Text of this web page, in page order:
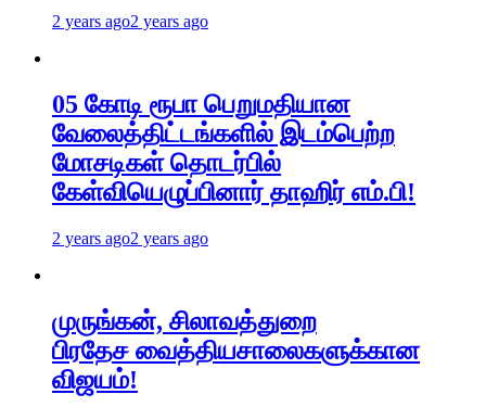
2 years ago2 years ago
05 கோடி ரூபா பெறுமதியான
வேலைத்திட்டங்களில் இடம்பெற்ற
மோசடிகள் தொடர்பில்
கேள்வியெழுப்பினார் தாஹிர் எம்.பி!
2 years ago2 years ago
முருங்கன், சிலாவத்துறை
பிரதேச வைத்தியசாலைகளுக்கான
விஜயம்!